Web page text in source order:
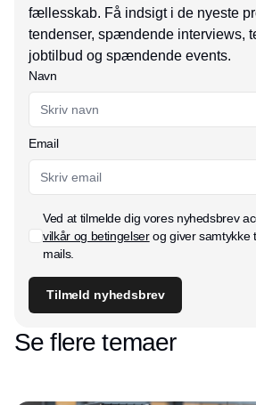
fællesskab. Få indsigt i de nyeste
tendenser, spændende interviews,
jobtilbud og spændende events.
Navn
Email
Ved at tilmelde dig vores nyhedsbrev
vilkår og betingelserog giver samtykke
mails.
Tilmeld nyhedsbrev
Se flere temaer